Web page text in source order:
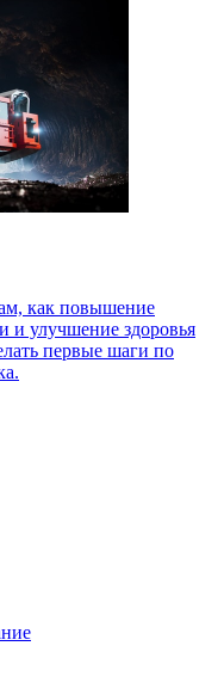
как повышение
и улучшение здоровья
первые шаги по